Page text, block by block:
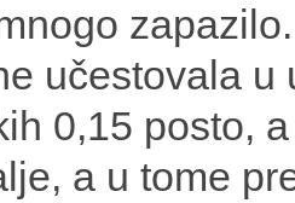
učestovala
0,15 posto,
a u tome